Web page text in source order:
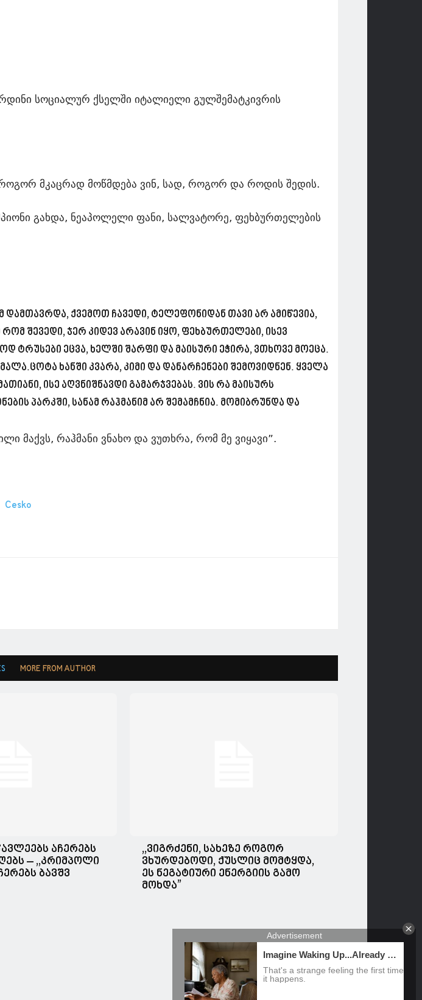
სოციალურ ქსელში იტალიელი გულშემატკივრის
მკაცრად მოწმდება ვინ, სად, როგორ და როდის შედის.
გახდა, ნეაპოლელი ფანი, სალვატორე, ფეხბურთელების
დამთავრდა, ქვემოთ ჩავედი, ტელეფონიდან თავი არ ამიწევია,
შევედი, ჯერ კიდევ არავინ იყო, ფეხბურთელები, ისევ
ეცვა, ხელში შარფი და მაისური ეჭირა, ვთხოვე მოეცა.
ხანში კვარა, კიმი და დანარჩენები შემოვიდნენ. ყველა
ისე აღვნიშნავდი გამარჯვებას. ვის რა მაისურს
პარკში, სანამ რაჰმანიმ არ შემამჩნია. მომიბრუნდა და
მაქვს, რაჰმანი ვნახო და ვუთხრა, რომ მე ვიყავი”.
MORE FROM AUTHOR
აჩერებს
– ,,კრიმპოლი
ბავშვ
,,ვიგრძენი, სახეზე როგორ
ვხურდებოდი, ქუსლიც მომტყდა,
ეს ნეგატიური ენერგიის გამო
მოხდა”